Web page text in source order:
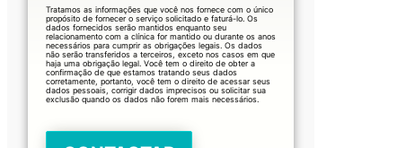
Tratamos as informações que você nos fornece com o único
propósito de fornecer o serviço solicitado e faturá-lo. Os
dados fornecidos serão mantidos enquanto seu
relacionamento com a clínica for mantido ou durante os anos
necessários para cumprir as obrigações legais. Os dados
não serão transferidos a terceiros, exceto nos casos em que
haja uma obrigação legal. Você tem o direito de obter a
confirmação de que estamos tratando seus dados
corretamente, portanto, você tem o direito de acessar seus
dados pessoais, corrigir dados imprecisos ou solicitar sua
exclusão quando os dados não forem mais necessários.